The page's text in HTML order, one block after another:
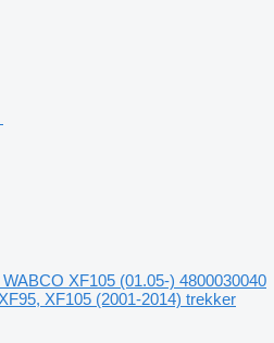
WABCO XF105 (01.05-) 4800030040
XF105 (2001-2014) trekker